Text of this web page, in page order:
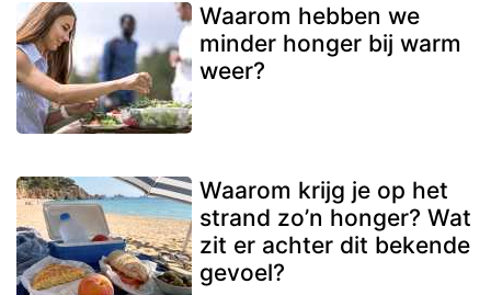
Waarom hebben we
minder honger bij warm
weer?
Waarom krijg je op het
strand zo’n honger? Wat
zit er achter dit bekende
gevoel?